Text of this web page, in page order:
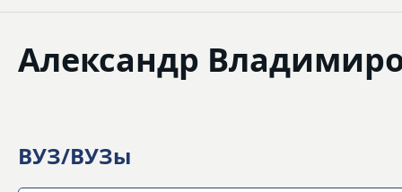
Александр
ВУЗ/ВУЗы